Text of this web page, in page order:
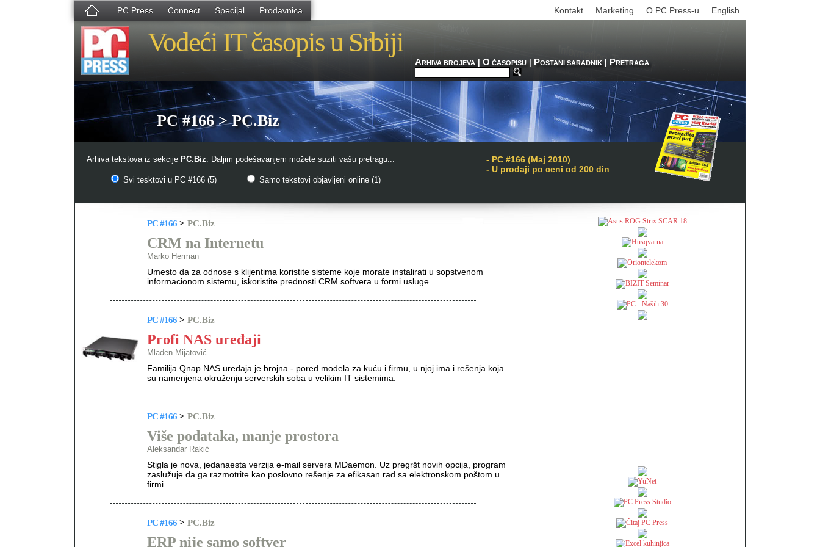
PC Press Connect Specijal Prodavnica English
O PC Press-u
Marketing
Kontakt
Vodeći IT časopis u Srbiji
ARHIVA BROJEVA| O ČASOPISU POSTANI SARADNIK| PRETRAGA
PC #166 > PC.Biz
Arhiva tekstova iz sekcije PC.Biz. Daljim podešavanjem možete suziti vašu pretragu...
Svi tesktovi u PC #166 (5) Samo tekstovi objavljeni online (1)
- PC #166 (Maj 2010)
- U prodaji po ceni od 200 din
PC #166 > PC.Biz
CRM na Internetu
Marko Herman
Umesto da za odnose s klijentima koristite sisteme koje morate instalirati u sopstvenom
informacionom sistemu, iskoristite prednosti CRM softvera u formi usluge...
PC #166 > PC.Biz
Profi NAS uređaji
Mladen Mijatović
Familija Qnap NAS uređaja je brojna - pored modela za kuću i firmu, u njoj ima i rešenja koja
su namenjena okruženju serverskih soba u velikim IT sistemima.
PC #166 > PC.Biz
Više podataka, manje prostora
Aleksandar Rakić
Stigla je nova, jedanaesta verzija e-mail servera MDaemon. Uz pregršt novih opcija, program
zaslužuje da ga razmotrite kao poslovno rešenje za efikasan rad sa elektronskom poštom u
firmi.
PC #166 > PC.Biz
ERP nije samo softver